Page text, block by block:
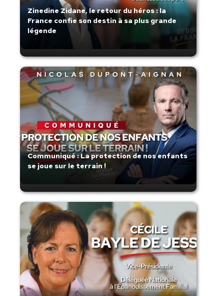
Zinedine Zidane, le retour du héros : la
France confie son destin à sa plus grande
légende
Communiqué : La protection de nos enfants
se joue sur le terrain !